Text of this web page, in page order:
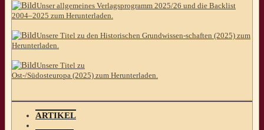
Unser allgemeines Verlagsprogramm 2025/26 und die Backlist
2004–2025 zum Herunterladen.
Unsere Titel zu den Historischen Grundwissen-schaften (2025) zum
Herunterladen.
Unsere Titel zu
Ost-/Südosteuropa (2025) zum Herunterladen.
ARTIKEL